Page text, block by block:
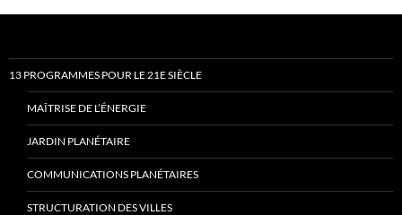
13 PROGRAMMES POUR LE 21E SIÈCLE
MAÎTRISE DE L’ÉNERGIE
JARDIN PLANÉTAIRE
COMMUNICATIONS PLANÉTAIRES
STRUCTURATION DES VILLES